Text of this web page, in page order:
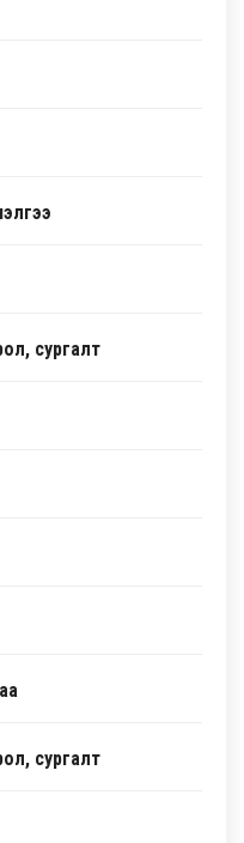
сургалт
сургалт